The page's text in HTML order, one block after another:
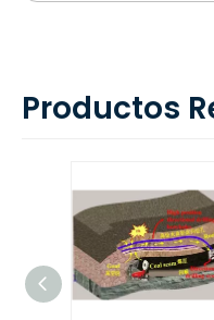
Productos